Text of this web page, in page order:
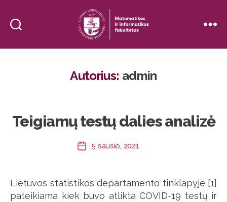
ir
Autorius: admin
Teigiamų testų dalies analizė
Įrašo5 sausio, 2021
Lietuvos statistikos departamento tinklapyje [1]
pateikiama kiek buvo atlikta COVID-19 testų ir